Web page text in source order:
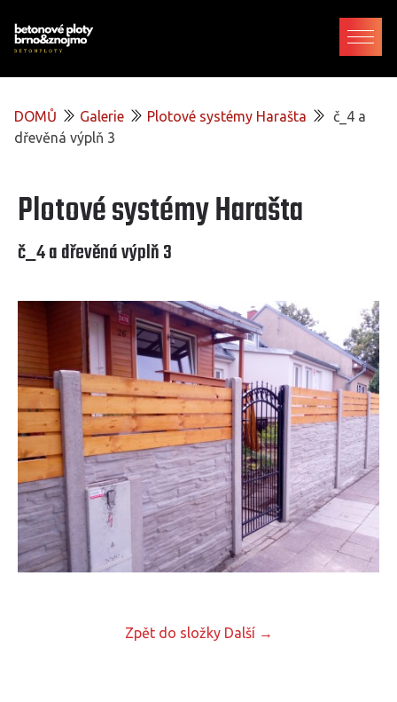
DOMŮ Galerie Plotové systémy Harašta
č_4 a
dřevěná výplň 3
Plotové systémy Harašta
č_4 a dřevěná výplň 3
Zpět do složky Další →